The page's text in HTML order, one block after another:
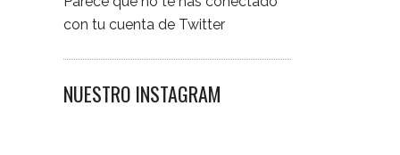
con tu cuenta de Twitter
NUESTRO INSTAGRAM